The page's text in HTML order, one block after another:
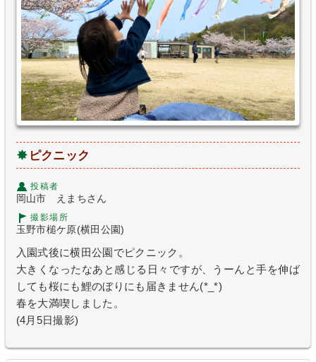
ピクニック
投稿者
岡山市 えまちさん
撮影場所
玉野市槌ケ原(横田公園)
入園式後に横田公園でピクニック。
大きくなったなあと感じる日々ですが、うーんと手を伸ば
しても桜にも鯉のぼりにも届きません(*_*)
春を大満喫しました。
(4月5日撮影)